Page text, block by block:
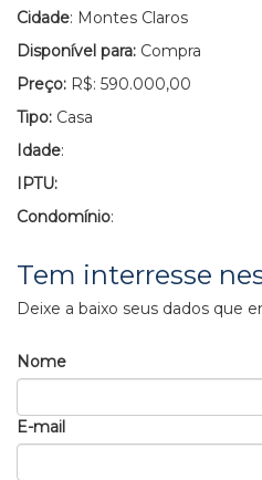
Cidade: Montes Claros
Disponível para: Compra
Preço: R$: 590.000,00
Tipo: Casa
Idade:
IPTU:
Condomínio:
Tem interresse
Deixe a baixo seus dados que
Nome
E-mail